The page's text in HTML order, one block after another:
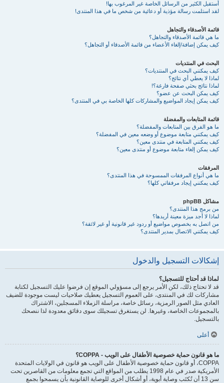
أستقبل الكثير من الرسائل الخاصة غير المرغوب بها!
لقد استلمت رسالة مؤذية أو دعائية من شخص ما في هذا المنتدى!
قائمة الأصدقاء والتجاهل
ما هي قائمة الأصدقاء والتجاهل؟
كيف يمكن إضافة/إلغاء الأعضاء من قائمة الأصدقاء أو التجاهل؟
البحث في المنتديات
كيف يمكنني البحث في المنتديات؟
لماذا لا يعطي أي نتائج؟
لماذا نتائج بحثي صفحة فارغة؟!
كيف يمكن البحث عن عضو؟
كيف يمكن إيجاد المواضيع والمشاركات كلها الخاصة بي في المنتدى؟
قائمة المتابعات والمفضلة
ما هو الفرق بين المتابعات والمفضلة؟
كيف يمكنني متابعة موضوع أو وضعه معين في المفضلة؟
كيف يمكنني المتابعة في منتدى معين؟
كيف يمكن إلغاء متابعة موضوع أو منتدى معين؟
المرفقات
ما هي أنواع المرفقات الممسوحة في هذا المنتدى؟
كيف يمكنني إيجاد مرفقاتي كلها؟
مشاكل phpBB
من برمج هذا المنتدى؟
لماذا لا أجد ميزة معينة أريدها؟
من اتصل به بخصوص مواضيع أو ردود غير قانونية أو غير لائقة؟
كيف يمكنني الاتصال بمدير المنتدى؟
إشكالات التسجيل والدخول
لماذا قد أحتاج للتسجيل؟
قد لا تحتاج ذلك، لكن الأمر يرجع إلى مسؤولي الموقع إن فرضوا عليك التسجيل لكتابة
مشاركات لك في المنتدى، على العموم التسجيل يعطيك صلاحيات ليست موجودة للضيف
العادي مثل الصور الرمزية، رسائل خاصة، مراسلة الزملاء المسجلين، الاشتراك
بالمجموعات الخاصة، وغيرها. لن يستغرق تسجيلك سوى دقائق معدودة لذا ننصحك
بالتسجيل.
أعلى
ما هو قانون حماية خصوصية الأطفال على الويب - COPPA؟
COPPA، أو قانون حماية خصوصية الأطفال على الويب هو قانون في الولايات المتحدة
الأمريكية صدر في عام 1998 يطلب من المواقع التي تجمع معلومات من القاصرين تحت
سن 13 أن تُكتَب وصاية أبوية، أو أشكال أخرى للوصاية القانونية بأن يسمحوا بجمع